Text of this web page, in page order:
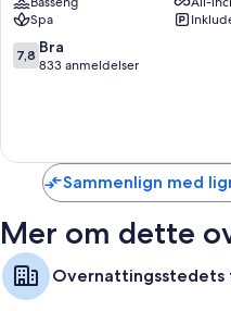
Collection
All-
Inclusive
Dickenson
Spa
7.8
av
7,8 Bra
833 anmeldelser
Sammenlign med
Mer om dette